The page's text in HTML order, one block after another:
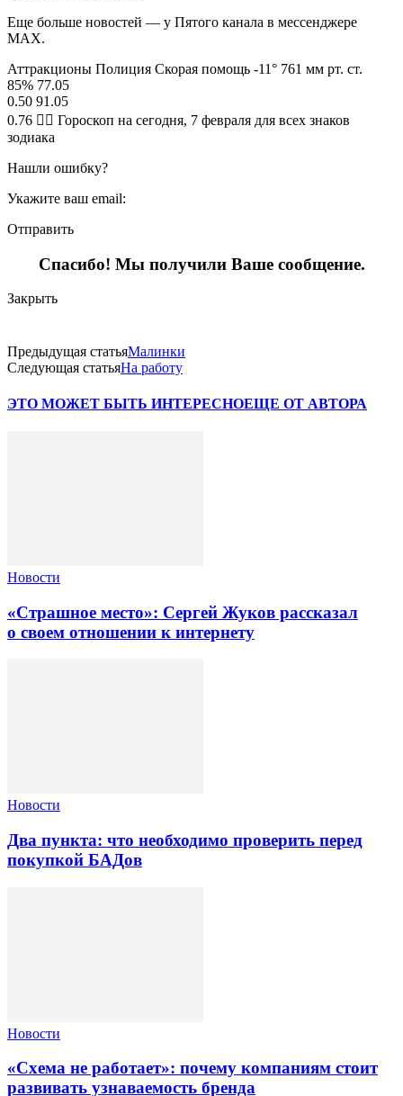
Еще больше новостей — у Пятого канала в мессенджере
MAX.
Аттракционы Полиция Скорая помощь -11° 761 мм рт. ст.
85% 77.05
0.50 91.05
0.76 🧙‍♀ Гороскоп на сегодня, 7 февраля для всех знаков
зодиака
Нашли ошибку?
Укажите ваш email:
Отправить
Спасибо! Мы получили Ваше сообщение.
Закрыть
Предыдущая статьяМалинки
Следующая статьяНа работу
ЭТО МОЖЕТ БЫТЬ ИНТЕРЕСНОЕЩЕ ОТ АВТОРА
Новости
«Страшное место»: Сергей Жуков рассказал
о своем отношении к интернету
Новости
Два пункта: что необходимо проверить перед
покупкой БАДов
Новости
«Схема не работает»: почему компаниям стоит
развивать узнаваемость бренда